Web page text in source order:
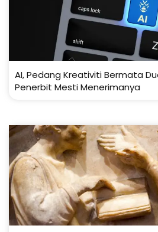
AI, Pedang Kreativiti Bermata
Penerbit Mesti Menerimanya